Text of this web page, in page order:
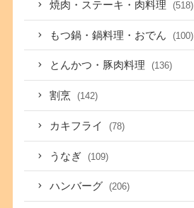
焼肉・ステーキ・肉料理 (518)
もつ鍋・鍋料理・おでん (100)
とんかつ・豚肉料理 (136)
割烹 (142)
カキフライ (78)
うなぎ (109)
ハンバーグ (206)